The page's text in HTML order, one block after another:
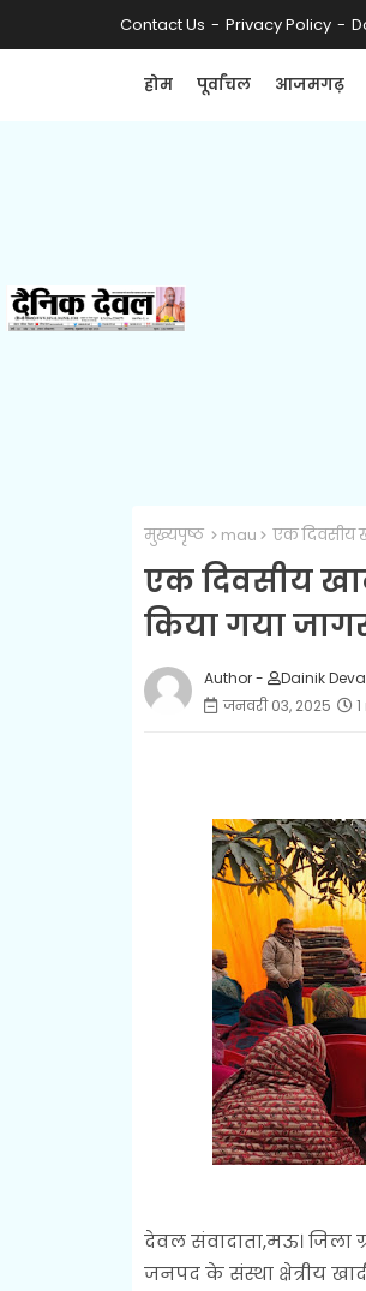
Contact Us Privacy Policy
होम पूर्वांचल आजमगढ़
मुख्यपृष्ठ mau एक दिवसीय
एक दिवसीय
किया गया
Author -
Dainik
जनवरी 03, 2025
देवल संवादाता,मऊ। जिला
जनपद के संस्था क्षेत्रीय